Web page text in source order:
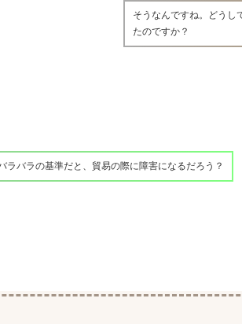
そうなんですね。どうし
たのですか？
バラの基準だと、貿易の際に障害になるだろう？